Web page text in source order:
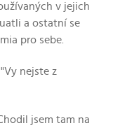
v jejich
a ostatní se
pro sebe.
nejste z
jsem tam na